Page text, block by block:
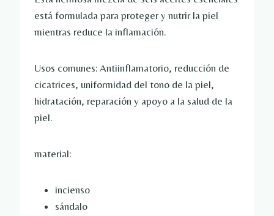
está formulada para proteger y nutrir la piel
mientras reduce la inflamación.
Usos comunes: Antiinflamatorio, reducción de
cicatrices, uniformidad del tono de la piel,
hidratación, reparación y apoyo a la salud de la
piel.
material:
incienso
sándalo